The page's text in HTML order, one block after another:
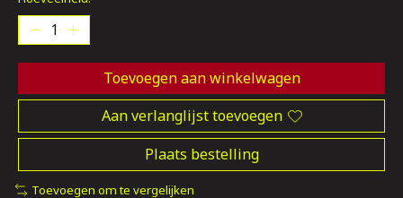
Toevoegen aan winkelwagen
Aan verlanglijst toevoegen
Plaats bestelling
Toevoegen om te vergelijken